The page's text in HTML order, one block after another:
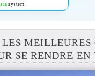
system
MEILLEURES
SE RENDRE